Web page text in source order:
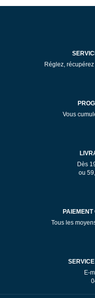
Réglez,
Vous
Dès
ou
Tous les
E-